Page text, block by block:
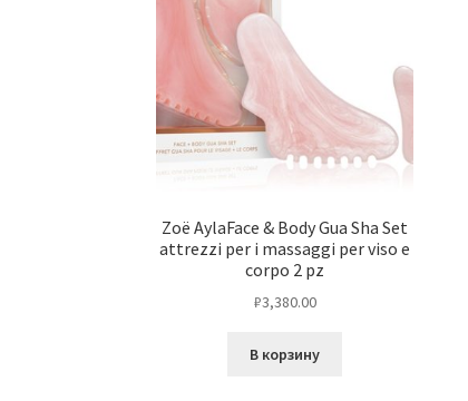
Zoë AylaFace & Body Gua Sha Set
attrezzi per i massaggi per viso e
corpo 2 pz
₽3,380.00
В корзину